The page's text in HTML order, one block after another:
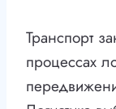
Транспорт
процессах